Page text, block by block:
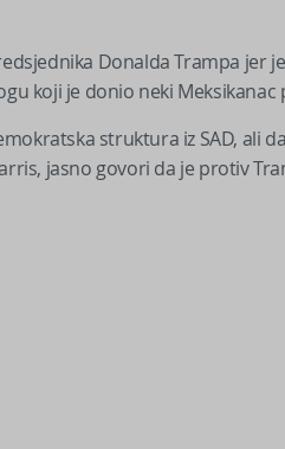
Donalda Trampa jer
koji je donio neki Meksikanac
struktura iz SAD, ali
jasno govori da je protiv